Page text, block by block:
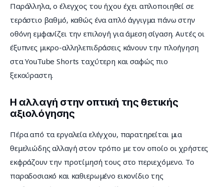
Παράλληλα, ο έλεγχος του ήχου έχει απλοποιηθεί σε
τεράστιο βαθμό, καθώς ένα απλό άγγιγμα πάνω στην
οθόνη εμφανίζει την επιλογή για άμεση σίγαση. Αυτές οι
έξυπνες μικρο-αλληλεπιδράσεις κάνουν την πλοήγηση
στα YouTube Shorts ταχύτερη και σαφώς πιο
ξεκούραστη.
Η αλλαγή στην οπτική της θετικής
αξιολόγησης
Πέρα από τα εργαλεία ελέγχου, παρατηρείται μια
θεμελιώδης αλλαγή στον τρόπο με τον οποίο οι χρήστες
εκφράζουν την προτίμησή τους στο περιεχόμενο. Το
παραδοσιακό και καθιερωμένο εικονίδιο της